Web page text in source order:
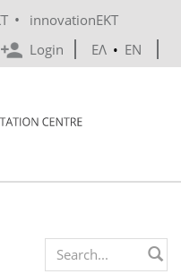
•
innovationEKT
Login
ΕΛ • EN
Search form